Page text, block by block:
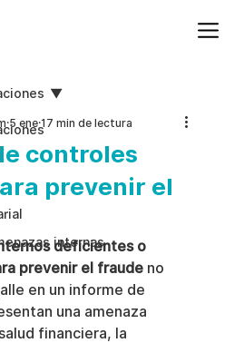
internas
controles
prevenir el
5 ene 17 min de lectura
deficientes o
prevenir el fraude no
en un informe de
una amenaza
financiera, la